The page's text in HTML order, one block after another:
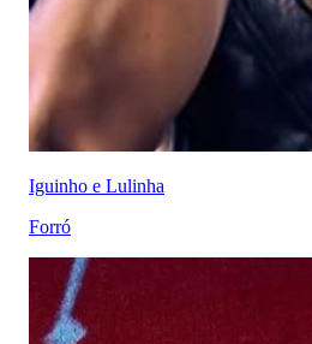
Iguinho e Lulinha
Forró